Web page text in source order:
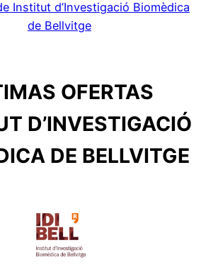
Institut d’Investigació Biomèdica
de Bellvitge
OFERTAS
D’INVESTIGACIÓ
DE BELLVITGE